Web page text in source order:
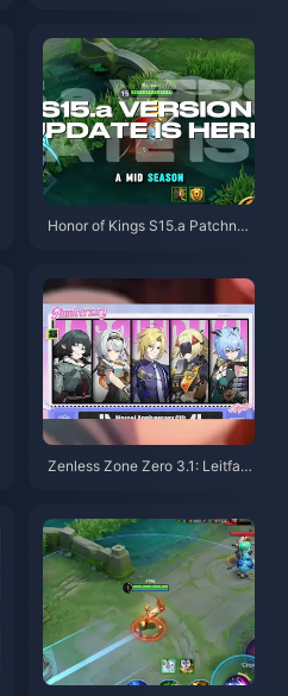
Honor of Kings S15.a Patchnot
Zenless Zone Zero 3.1: Leitfad